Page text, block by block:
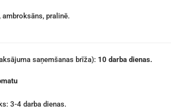
pralinē.
saņemšanas brīža): 10 darba dienas.
3-4 darba dienas.